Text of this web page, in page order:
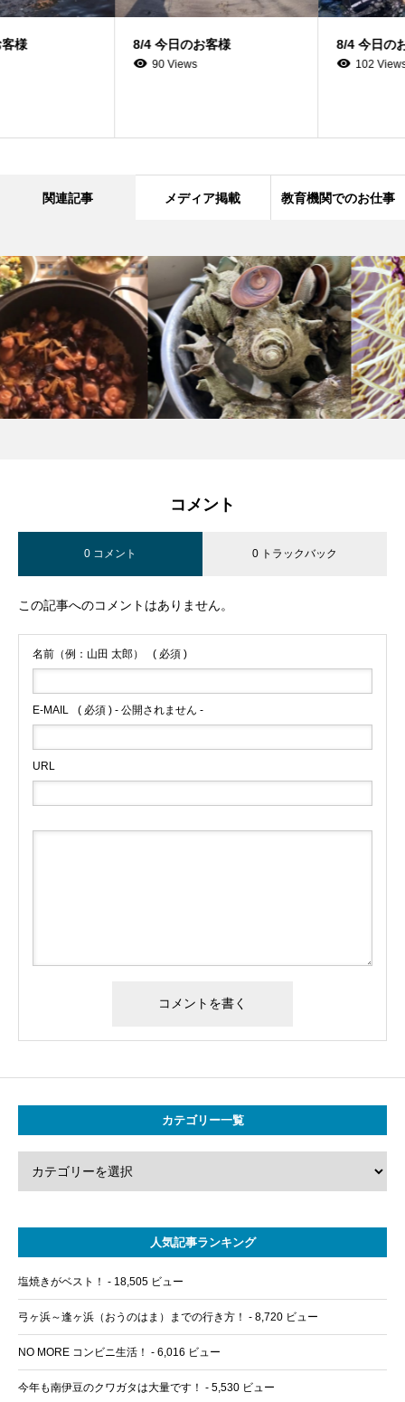
8/4 今日のお客様 8/4 今日のお客様
関連記事 メディア掲載 教育機関でのお仕事
コメント
0 コメント 0 トラックバック
この記事へのコメントはありません。
名前（例：山田 太郎） ( 必須 )
E-MAIL ( 必須 ) - 公開されません -
URL
カテゴリー一覧
人気記事ランキング
塩焼きがベスト！ - 18,505 ビュー
弓ヶ浜～逢ヶ浜（おうのはま）までの行き方！ - 8,720 ビュー
NO MORE コンビニ生活！ - 6,016 ビュー
今年も南伊豆のクワガタは大量です！ - 5,530 ビュー